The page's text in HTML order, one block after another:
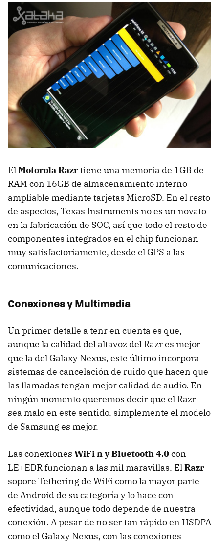
El Motorola Razrtiene una memoria de 1GB de
RAM con 16GB de almacenamiento interno
ampliable mediante tarjetas MicroSD. En el resto
de aspectos, Texas Instruments no es un novato
en la fabricación de SOC, así que todo el resto de
componentes integrados en el chip funcionan
muy satisfactoriamente, desde el GPS a las
comunicaciones.
Conexiones y Multimedia
Un primer detalle a tenr en cuenta es que,
aunque la calidad del altavoz del Razr es mejor
que la del Galaxy Nexus, este último incorpora
sistemas de cancelación de ruido que hacen que
las llamadas tengan mejor calidad de audio. En
ningún momento queremos decir que el Razr
sea malo en este sentido. simplemente el modelo
de Samsung es mejor.
Las conexiones WiFi n y Bluetooth 4.0con
LE+EDR funcionan a las mil maravillas. El Razr
sopore Tethering de WiFi como la mayor parte
de Android de su categoría y lo hace con
efectividad, aunque todo depende de nuestra
conexión. A pesar de no ser tan rápido en HSDPA
como el Galaxy Nexus, con las conexiones